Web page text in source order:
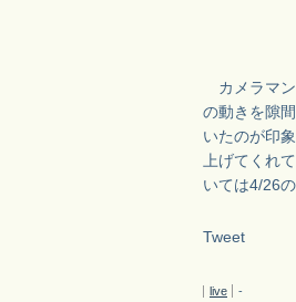
カメラマン
の動きを隙
いたのが印
上げてくれ
いては4/26
Tweet
live -